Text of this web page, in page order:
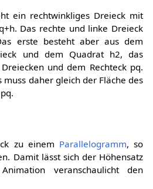
ein rechtwinkliges Dreieck mit
+h. Das rechte und linke Dreieck
erste besteht aber aus dem
und dem Quadrat h2, das
und dem Rechteck pq.
muss daher gleich der Fläche des
pq.
zu einem Parallelogramm, so
Damit lässt sich der Höhensatz
veranschaulicht den